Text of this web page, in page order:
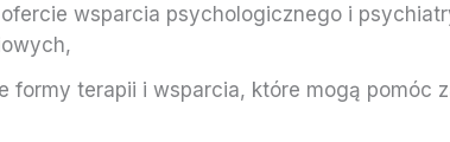
wsparcia psychologicznego i
formy terapii i wsparcia, które mogą pomóc